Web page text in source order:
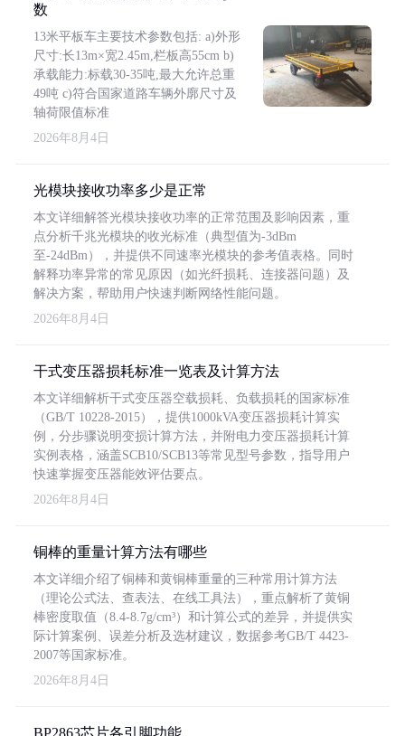
数
13米平板车主要技术参数包括: a)外形
尺寸:长13m×宽2.45m,栏板高55cm b)
承载能力:标载30-35吨,最大允许总重
49吨 c)符合国家道路车辆外廓尺寸及
轴荷限值标准
2026年8月4日
光模块接收功率多少是正常
本文详细解答光模块接收功率的正常范围及影响因素，重
点分析千兆光模块的收光标准（典型值为-3dBm
至-24dBm），并提供不同速率光模块的参考值表格。同时
解释功率异常的常见原因（如光纤损耗、连接器问题）及
解决方案，帮助用户快速判断网络性能问题。
2026年8月4日
干式变压器损耗标准一览表及计算方法
本文详细解析干式变压器空载损耗、负载损耗的国家标准
（GB/T 10228-2015），提供1000kVA变压器损耗计算实
例，分步骤说明变损计算方法，并附电力变压器损耗计算
实例表格，涵盖SCB10/SCB13等常见型号参数，指导用户
快速掌握变压器能效评估要点。
2026年8月4日
铜棒的重量计算方法有哪些
本文详细介绍了铜棒和黄铜棒重量的三种常用计算方法
（理论公式法、查表法、在线工具法），重点解析了黄铜
棒密度取值（8.4-8.7g/cm³）和计算公式的差异，并提供实
际计算案例、误差分析及选材建议，数据参考GB/T 4423-
2007等国家标准。
2026年8月4日
BP2863芯片各引脚功能